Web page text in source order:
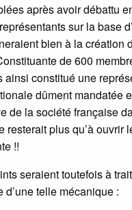
après avoir débattu
sur la base
bien à la création
de 600
ainsi constitué une
dûment mandatée
de la société française
resterait plus qu’à ouvrir
!!
seraient toutefois à
d’une telle mécanique :